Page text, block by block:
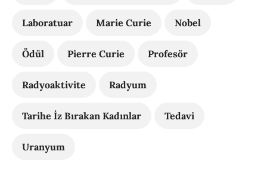
Laboratuar Marie Curie Nobel
Ödül Pierre Curie Profesör
Radyoaktivite Radyum
Tarihe İz Bırakan Kadınlar Tedavi
Uranyum